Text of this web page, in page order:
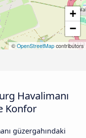
+
−
© OpenStreetMap contributors
Havalimanı
Konfor
güzergahındaki